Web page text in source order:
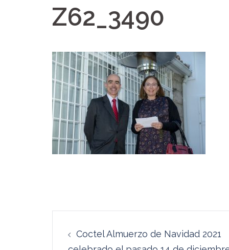
Z62_3490
Coctel Almuerzo de Navidad 2021